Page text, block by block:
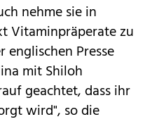
nehme sie in
Vitaminpräperate zu
Presse
mit Shiloh
geachtet, dass ihr
wird", so die